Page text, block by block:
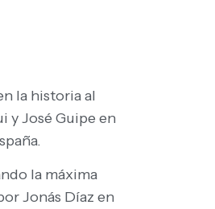
la historia al
y José Guipe en
la máxima
Jonás Díaz en